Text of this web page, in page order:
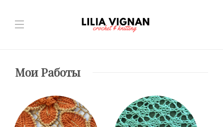
Мои Работы